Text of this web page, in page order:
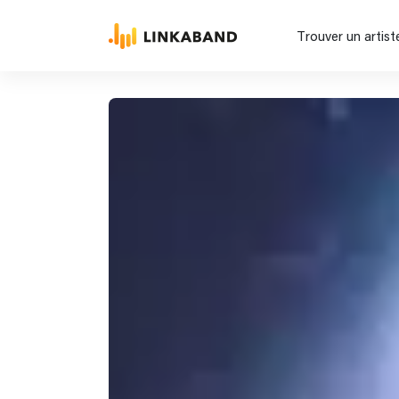
Trouver un